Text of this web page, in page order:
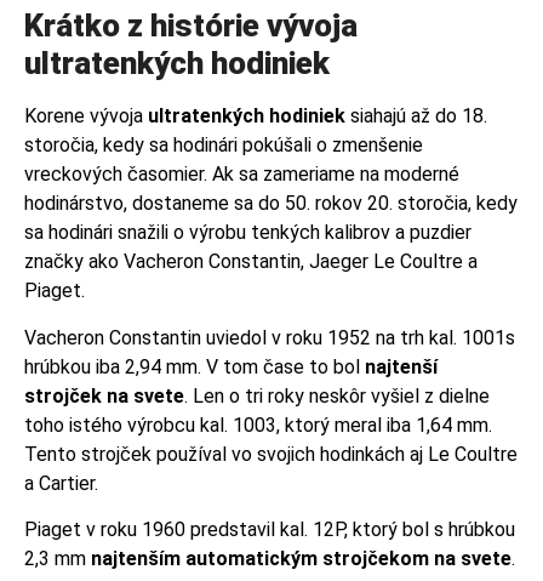
Krátko z histórie vývoja
ultratenkých hodiniek
Korene vývoja ultratenkých hodiniek siahajú až do 18.
storočia, kedy sa hodinári pokúšali o zmenšenie
vreckových časomier. Ak sa zameriame na moderné
hodinárstvo, dostaneme sa do 50. rokov 20. storočia, kedy
sa hodinári snažili o výrobu tenkých kalibrov a puzdier
značky ako Vacheron Constantin, Jaeger Le Coultre a
Piaget.
Vacheron Constantin uviedol v roku 1952 na trh kal. 1001s
hrúbkou iba 2,94 mm. V tom čase to bol najtenší
strojček na svete. Len o tri roky neskôr vyšiel z dielne
toho istého výrobcu kal. 1003, ktorý meral iba 1,64 mm.
Tento strojček používal vo svojich hodinkách aj Le Coultre
a Cartier.
Piaget v roku 1960 predstavil kal. 12P, ktorý bol s hrúbkou
2,3 ​​mm najtenším automatickým strojčekom na svete.